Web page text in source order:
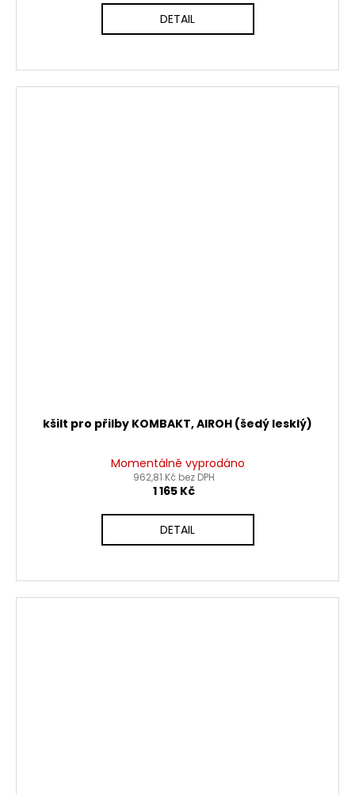
DETAIL
kšilt pro přilby KOMBAKT, AIROH (šedý lesklý)
Momentálně vyprodáno
962,81 Kč bez DPH
1 165 Kč
DETAIL